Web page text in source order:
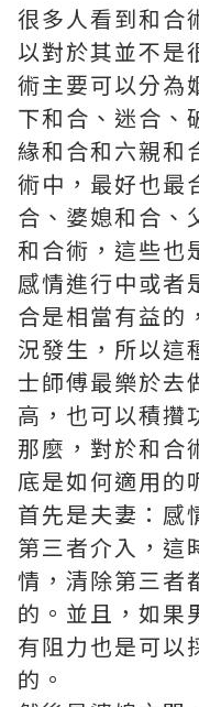
很多人看到和合
以對於其並不是
術主要可以分為
下和合、迷合、
緣和合和六親和
術中，最好也最
合、婆媳和合、
和合術，這些也
感情進行中或者
合是相當有益的
況發生，所以這
士師傅最樂於去
高，也可以積攢
那麼，對於和合
底是如何適用的
首先是夫妻：感
第三者介入，這
情，清除第三者
的。並且，如果
有阻力也是可以
的。